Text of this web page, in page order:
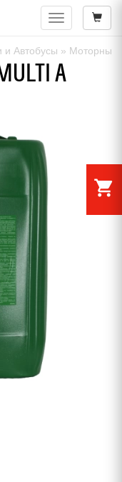
и Автобусы » Моторные
A
Навигация
shopping_cart